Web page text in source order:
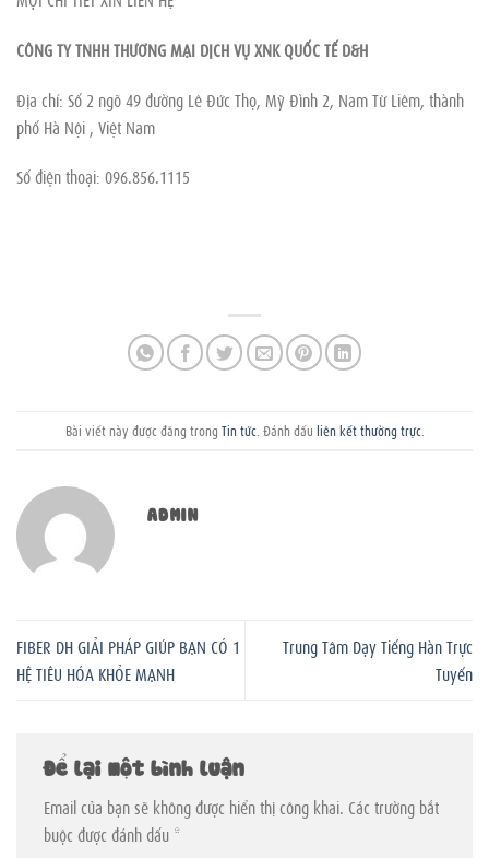
CÔNG TY TNHH THƯƠNG MẠI DỊCH VỤ XNK QUỐC TẾ D&H
Địa chỉ: Số 2 ngõ 49 đường Lê Đức Thọ, Mỹ Đình 2, Nam Từ Liêm, thành
phố Hà Nội , Việt Nam
Số điện thoại: 096.856.1115
Bài viết này được đăng trong Tin tức. Đánh dấu liên kết thường trực.
ADMIN
FIBER DH GIẢI PHÁP GIÚP BẠN CÓ 1
HỆ TIÊU HÓA KHỎE MẠNH
Trung Tâm Dạy Tiếng Hàn Trực
Tuyến
Để lại một bình luận
Email của bạn sẽ không được hiển thị công khai. Các trường bắt
buộc được đánh dấu *